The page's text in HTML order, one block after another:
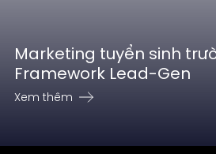
Marketing tuyển sinh
Framework Lead-Gen
Xem thêm